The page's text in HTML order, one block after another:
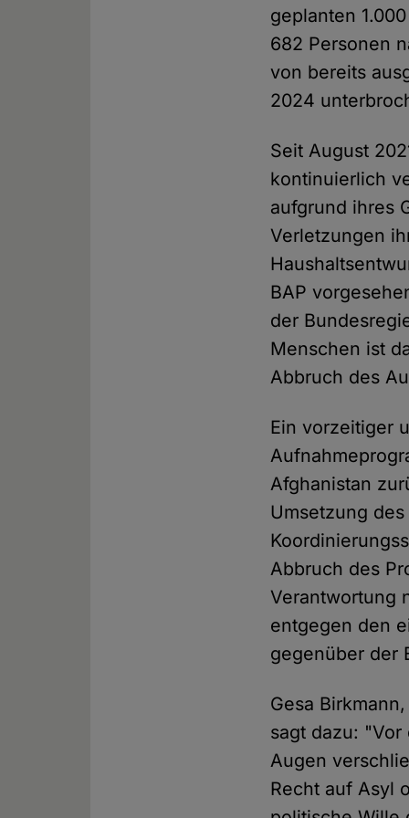
geplanten
682 Personen
von bereits
2024
Seit August
kontinuierlich
aufgrund ihres
Verletzungen
BAP
der
Menschen ist
Abbruch des
Ein vorzeitiger
Afghanistan
Umsetzung
Abbruch des
Verantwortung
entgegen den
gegenüber der
Gesa
sagt dazu: "Vor
Augen
Recht auf Asyl